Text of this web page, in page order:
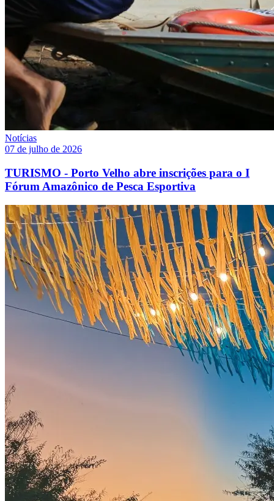
Notícias
07 de julho de 2026
TURISMO - Porto Velho abre inscrições para o I
Fórum Amazônico de Pesca Esportiva